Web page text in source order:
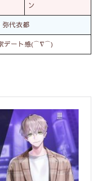
ン
弥代衣都
デート感(⌒∇⌒)